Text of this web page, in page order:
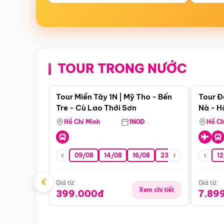
TOUR TRONG NƯỚC
Điểm nổi bật
Tour Miền Tây 1N | Mỹ Tho - Bến
Tre - Cù Lao Thới Sơn
Hồ Chí Minh 1N0Đ
09/08 14/08 16/08 23/08 30/08
Giá từ:
399.000đ Xem chi tiết
Tour
Nà -
Nha
Hồ
Giá từ:
‹